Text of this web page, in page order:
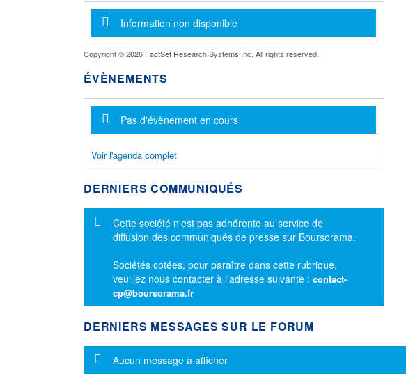
Message d'information
Information non disponible
Copyright © 2026 FactSet Research Systems Inc. All rights reserved.
ÉVÈNEMENTS
Message d'information
Pas d'évènement en cours
Voir l'agenda complet
DERNIERS COMMUNIQUÉS
Message d'information
Cette société n'est pas adhérente au service de
diffusion des communiqués de presse sur Boursorama.
Sociétés cotées, pour paraître dans cette rubrique,
veuillez nous contacter à l'adresse suivante : contact-
cp@boursorama.fr
DERNIERS MESSAGES SUR LE FORUM
Message d'information
Aucun message à afficher